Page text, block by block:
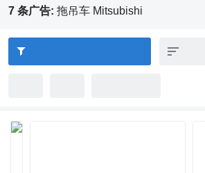
7 条广告: 拖吊车 Mitsubishi